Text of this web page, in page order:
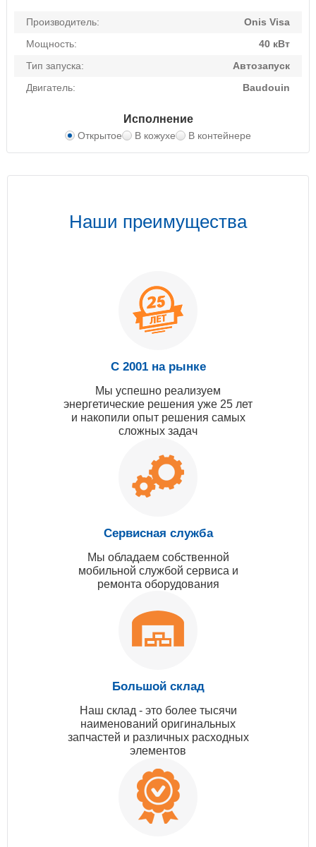
Производитель:
Onis Visa
Мощность:
40 кВт
Тип запуска:
Автозапуск
Двигатель:
Baudouin
Исполнение
Открытое В кожухе В контейнере
Наши преимущества
С 2001 на рынке
Мы успешно реализуем
энергетические решения уже 25 лет
и накопили опыт решения самых
сложных задач
Сервисная служба
Мы обладаем собственной
мобильной службой сервиса и
ремонта оборудования
Большой склад
Наш склад - это более тысячи
наименований оригинальных
запчастей и различных расходных
элементов